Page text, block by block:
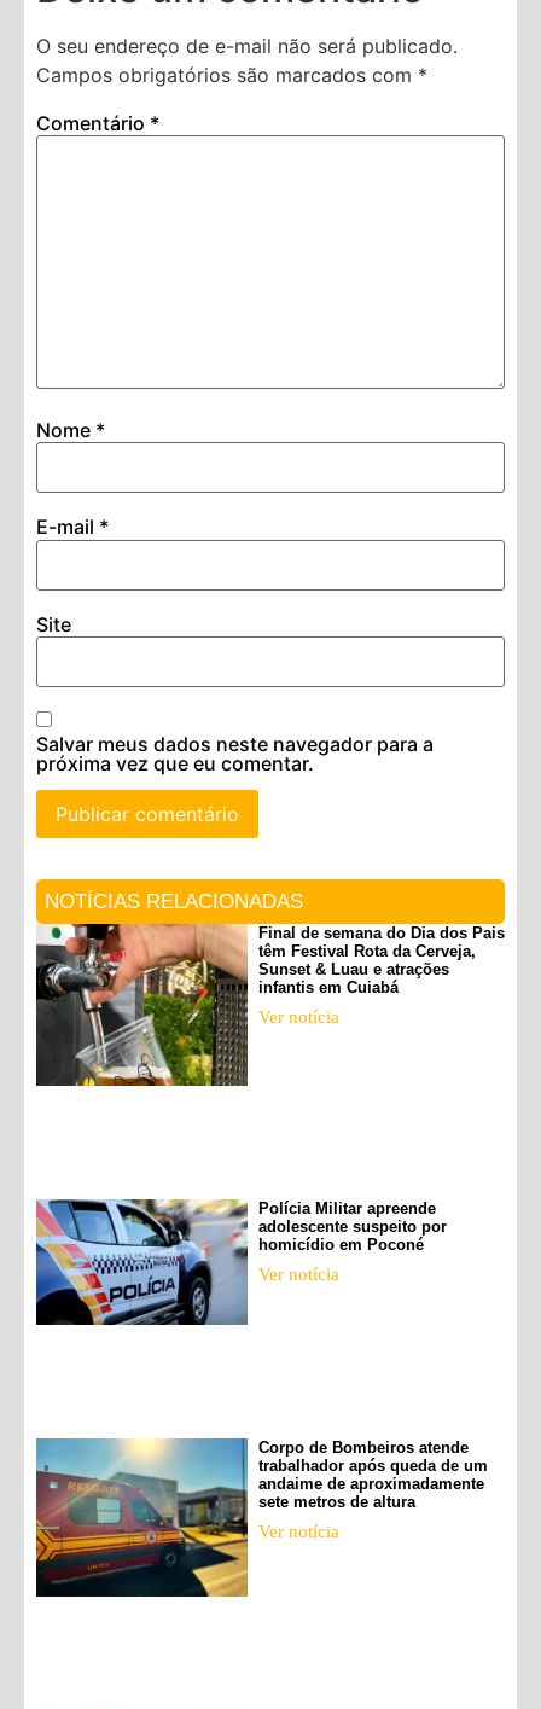
O seu endereço de e-mail não será publicado.
Campos obrigatórios são marcados com *
Comentário *
Nome *
E-mail *
Site
Salvar meus dados neste navegador para a
próxima vez que eu comentar.
NOTÍCIAS RELACIONADAS
Final de semana do Dia dos Pais
têm Festival Rota da Cerveja,
Sunset & Luau e atrações
infantis em Cuiabá
Ver notícia
Polícia Militar apreende
adolescente suspeito por
homicídio em Poconé
Ver notícia
Corpo de Bombeiros atende
trabalhador após queda de um
andaime de aproximadamente
sete metros de altura
Ver notícia